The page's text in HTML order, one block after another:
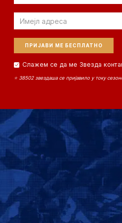
Email
Слажем се да ме Звезда
⭐ 38502 звездаша се пријавило у току